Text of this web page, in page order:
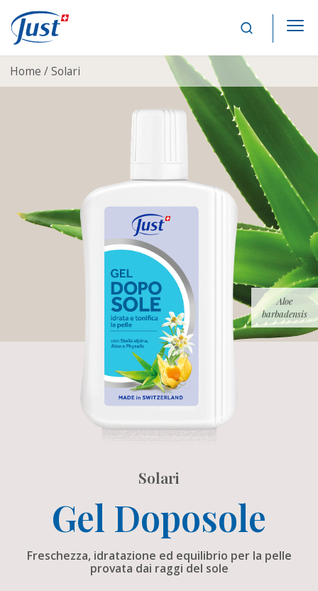
Main Navigation
Home /Solari
Aloe
barbadensis
Solari
Gel Doposole
Freschezza, idratazione ed equilibrio per la pelle
provata dai raggi del sole